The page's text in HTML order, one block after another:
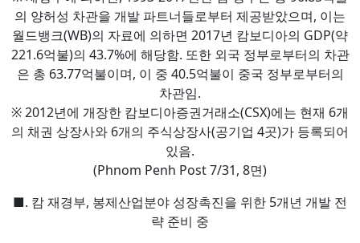
의 양허성 차관을 개발 파트너들로부터 제공받았으며, 이는
월드뱅크(WB)의 자료에 의하면 2017년 캄보디아의 GDP(약
221.6억불)의 43.7%에 해당함. 또한 외국 정부로부터의 차관
은 총 63.77억불이며, 이 중 40.5억불이 중국 정부로부터의
차관임.
※ 2012년에 개장한 캄보디아증권거래소(CSX)에는 현재 6개
의 채권 상장사와 6개의 주식상장사(공기업 4곳)가 등록되어
있음.
(Phnom Penh Post 7/31, 8면)
■. 캄 재경부, 봉제산업분야 성장촉진을 위한 5개년 개발 전
략 준비 중